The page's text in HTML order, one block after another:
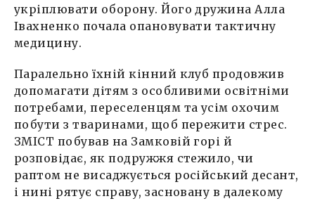
укріплювати оборону. Його дружина Алла
Івахненко почала опановувати тактичну
медицину.
Паралельно їхній кінний клуб продовжив
допомагати дітям з особливими освітніми
потребами, переселенцям та усім охочим
побути з тваринами, щоб пережити стрес.
ЗМІСТ побував на Замковій горі й
розповідає, як подружжя стежило, чи
раптом не висаджується російський десант,
і нині рятує справу, засновану в далекому